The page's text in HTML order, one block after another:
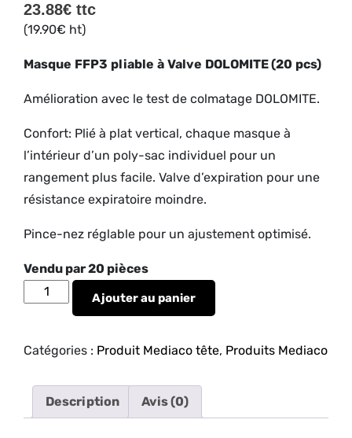
23.88€ ttc
(19.90€ ht)
Masque FFP3 pliable à Valve DOLOMITE(20 pcs)
Amélioration avec le test de colmatage DOLOMITE.
Confort: Plié à plat vertical, chaque masque à
l’intérieur d’un poly-sac individuel pour un
rangement plus facile. Valve d’expiration pour une
résistance expiratoire moindre.
Pince-nez réglable pour un ajustement optimisé.
Vendu par 20 pièces
quantité
de
FFP3
Ajouter au panier
Catégories : Produit Mediaco tête, Produits Mediaco
Description Avis (0)